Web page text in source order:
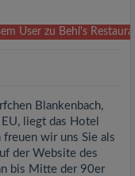
User zu Behl's
Blankenbach,
liegt das Hotel
freuen wir uns Sie als
der Website des
bis Mitte der 90er